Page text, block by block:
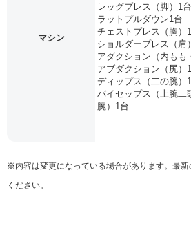
マシン
レッグプレス（脚）1台
ラットプルダウン1台
チェストプレス（胸）
ショルダープレス（肩
アダクション（内もも
アブダクション（尻）
ディップス（二の腕）
バイセップス（上腕二
腕）1台
※内容は変更になっている場合があります。最
ください。